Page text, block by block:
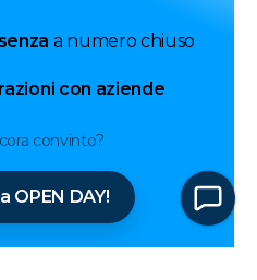
a numero chiuso
con aziende
convinto?
OPEN DAY!
subito da te!